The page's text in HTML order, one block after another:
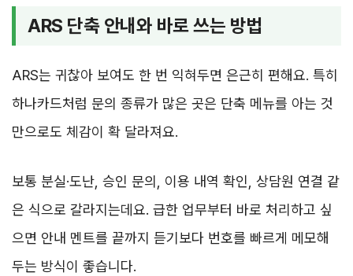
ARS 단축 안내와 바로 쓰는 방법
ARS는 귀찮아 보여도 한 번 익혀두면 은근히 편해요. 특히
하나카드처럼 문의 종류가 많은 곳은 단축 메뉴를 아는 것
만으로도 체감이 확 달라져요.
보통 분실·도난, 승인 문의, 이용 내역 확인, 상담원 연결 같
은 식으로 갈라지는데요. 급한 업무부터 바로 처리하고 싶
으면 안내 멘트를 끝까지 듣기보다 번호를 빠르게 메모해
두는 방식이 좋습니다.